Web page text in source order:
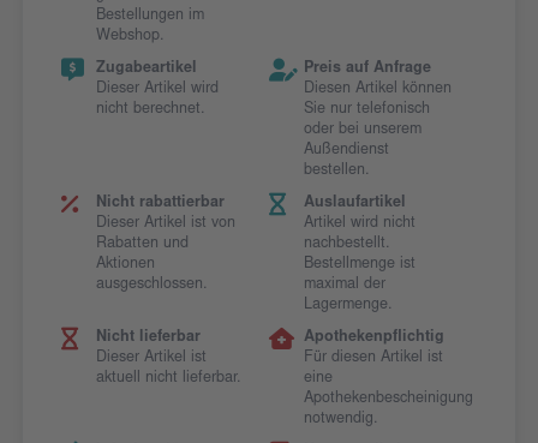
Bestellungen im
Webshop.
Zugabeartikel
Dieser Artikel wird
nicht berechnet.
Preis auf Anfrage
Diesen Artikel können
Sie nur telefonisch
oder bei unserem
Außendienst
bestellen.
Nicht rabattierbar
Dieser Artikel ist von
Rabatten und
Aktionen
ausgeschlossen.
Auslaufartikel
Artikel wird nicht
nachbestellt.
Bestellmenge ist
maximal der
Lagermenge.
Nicht lieferbar
Dieser Artikel ist
aktuell nicht lieferbar.
Apothekenpflichtig
Für diesen Artikel ist
eine
Apothekenbescheinigung
notwendig.